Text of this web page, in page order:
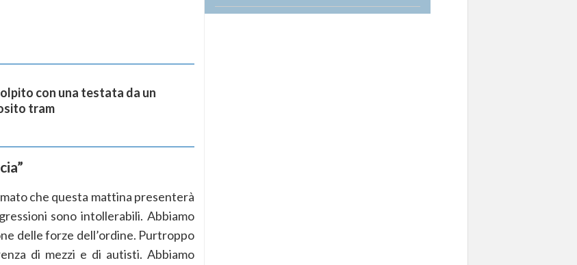
con una testata da un
tram
che questa mattina presenterà
sono intollerabili. Abbiamo
delle forze dell’ordine. Purtroppo
di mezzi e di autisti. Abbiamo